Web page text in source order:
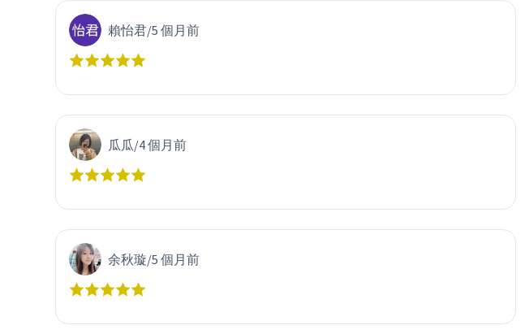
賴怡君/5 個月前
瓜瓜/4 個月前
余秋璇/5 個月前